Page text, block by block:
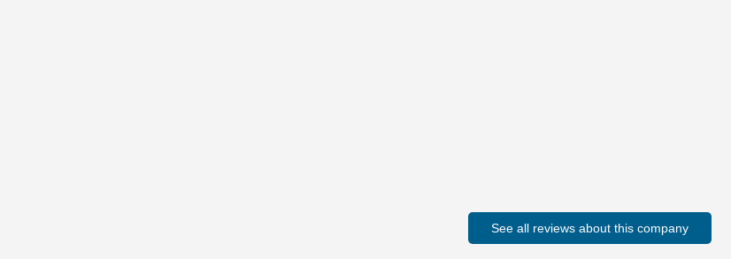
See all reviews about this company